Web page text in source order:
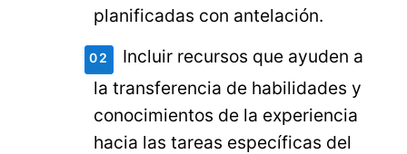
planificadas con antelación.
Incluir recursos que ayuden a
la transferencia de habilidades y
conocimientos de la experiencia
hacia las tareas específicas del